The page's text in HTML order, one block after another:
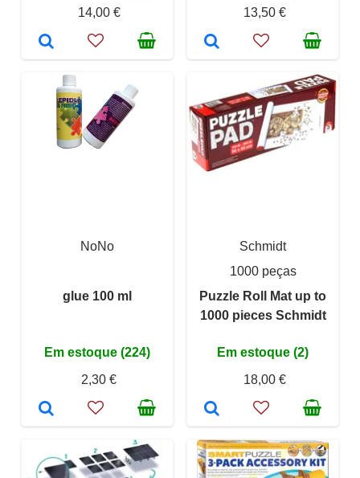
14,00 €
13,50 €
NoNo
glue 100 ml
Em estoque (224)
2,30 €
Schmidt
1000 peças
Puzzle Roll Mat up to
1000 pieces Schmidt
Em estoque (2)
18,00 €